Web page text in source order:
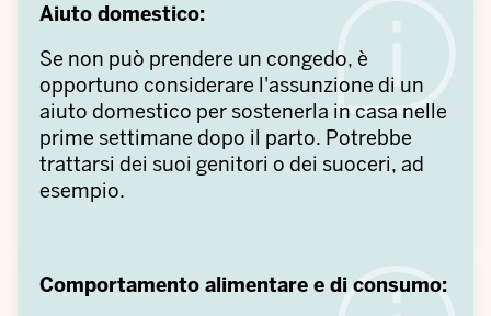
Aiuto domestico:
Se non può prendere un congedo, è
opportuno considerare l'assunzione di un
aiuto domestico per sostenerla in casa nelle
prime settimane dopo il parto. Potrebbe
trattarsi dei suoi genitori o dei suoceri, ad
esempio.
Comportamento alimentare e di consumo: